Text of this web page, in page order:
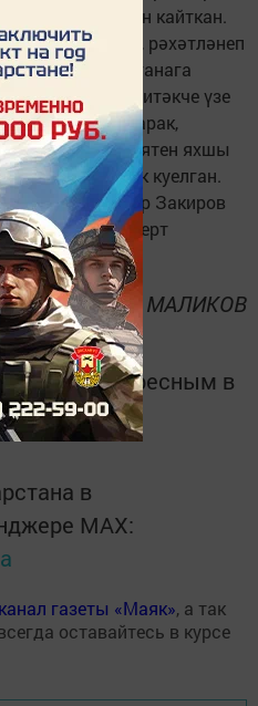
белән кайткан.
дә мулдан иде, рәхәтләнеп
Быел баганага
түгел иде. Җитәкче үзе
кеше буларак,
әһәмиятен яхшы
бүләккә сарык куелган.
студенты Айнур Закиров
хуҗасы-Альберт
батыры калды.
Наил МАЛИКОВ
и интересным в
в
MАХ:
газеты «Маяк», а так
оставайтесь в курсе